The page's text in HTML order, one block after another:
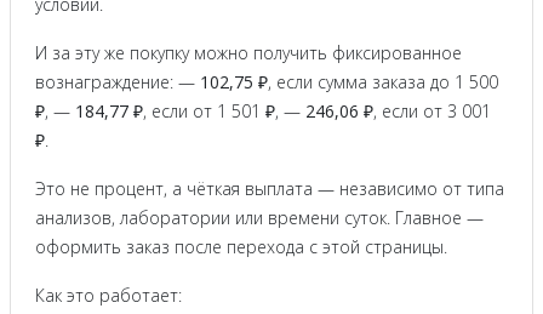
И за эту же покупку можно получить фиксированное
вознаграждение: — 102,75 ₽, если сумма заказа до 1 500
₽, — 184,77 ₽, если от 1 501 ₽, — 246,06 ₽, если от 3 001
₽.
Это не процент, а чёткая выплата — независимо от типа
анализов, лаборатории или времени суток. Главное —
оформить заказ после перехода с этой страницы.
Как это работает: